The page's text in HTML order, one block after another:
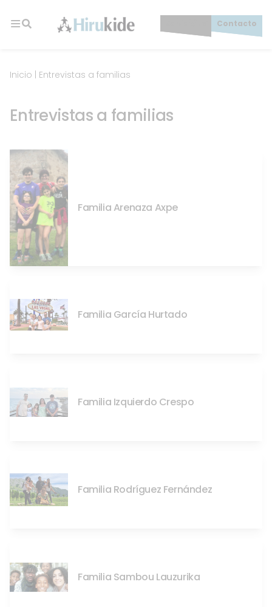
Contacto
Inicio Entrevistas a familias
Entrevistas a familias
Familia Arenaza Axpe
Familia García Hurtado
Familia Izquierdo Crespo
Familia Rodríguez Fernández
Familia Sambou Lauzurika